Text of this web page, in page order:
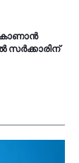
കാണാൻ
സർക്കാരിന്